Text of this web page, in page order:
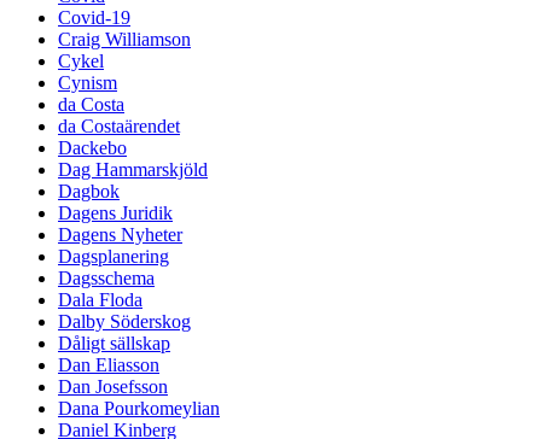
Covid-19
Craig Williamson
Cykel
Cynism
da Costa
da Costaärendet
Dackebo
Dag Hammarskjöld
Dagbok
Dagens Juridik
Dagens Nyheter
Dagsplanering
Dagsschema
Dala Floda
Dalby Söderskog
Dåligt sällskap
Dan Eliasson
Dan Josefsson
Dana Pourkomeylian
Daniel Kinberg